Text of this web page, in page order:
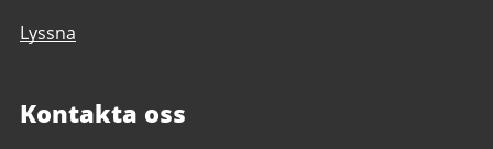
Lyssna
Kontakta oss